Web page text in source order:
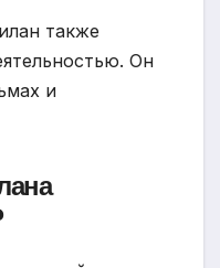
также
Он
и